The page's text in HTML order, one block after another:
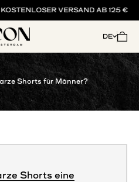
KOSTENLOSER VERSAND AB 125 €
AMSTERDAM
DE
Shorts für Männer?
Shorts eine